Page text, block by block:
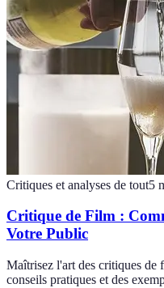
Critiques et analyses de tout5
Critique de Film :
Votre Public
Maîtrisez l'art des critiques de
conseils pratiques et des